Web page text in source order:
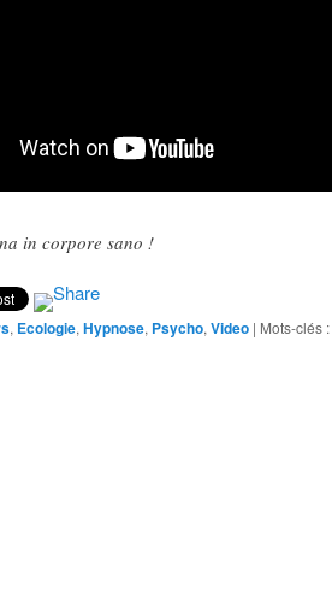
in corpore sano !
, Ecologie, Hypnose, Psycho, Video | Mots-clés :